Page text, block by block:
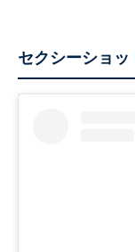
セクシーショッ